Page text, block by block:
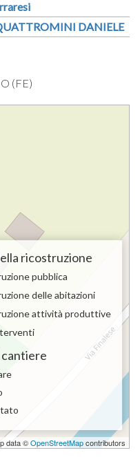
DANIELE
(FE)
ricostruzione
pubblica
delle abitazioni
attività produttive
data ©OpenStreetMapcontributors